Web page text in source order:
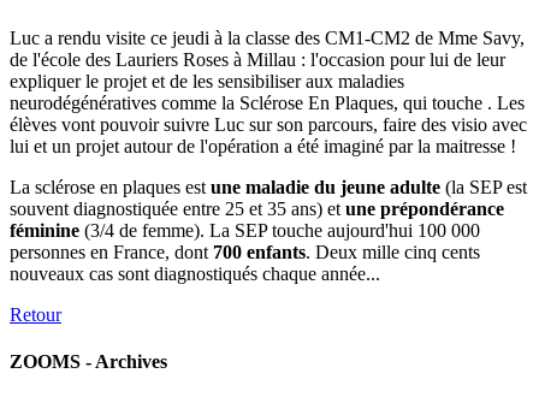
Luc a rendu visite ce jeudi à la classe des CM1-CM2 de Mme Savy,
de l'école des Lauriers Roses à Millau : l'occasion pour lui de leur
expliquer le projet et de les sensibiliser aux maladies
neurodégénératives comme la Sclérose En Plaques, qui touche . Les
élèves vont pouvoir suivre Luc sur son parcours, faire des visio avec
lui et un projet autour de l'opération a été imaginé par la maitresse !
La sclérose en plaques est une maladie du jeune adulte (la SEP est
souvent diagnostiquée entre 25 et 35 ans) et une prépondérance
féminine (3/4 de femme). La SEP touche aujourd'hui 100 000
personnes en France, dont 700 enfants. Deux mille cinq cents
nouveaux cas sont diagnostiqués chaque année...
Retour
ZOOMS - Archives